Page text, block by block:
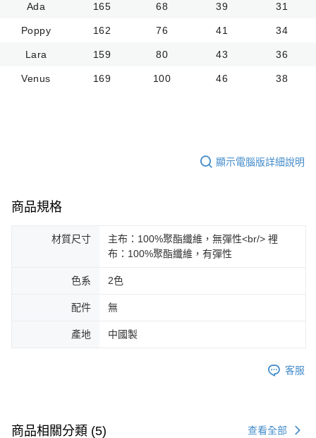
Ada 165 68 39 31
Poppy 162 76 41 34
Lara 159 80 43 36
Venus 169 100 46 38
顯示電腦版詳細說明
商品規格
材質尺寸
主布：100%聚酯纖維，無彈性<br/> 裡
布：100%聚酯纖維，有彈性
色系 2色
配件 無
產地 中國製
客服
商品相關分類 (5) 查看全部